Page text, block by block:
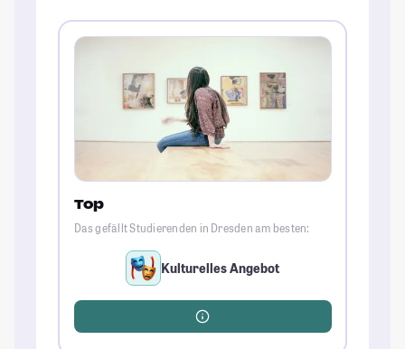
Top
Das gefällt Studierenden in Dresden am besten:
Kulturelles Angebot